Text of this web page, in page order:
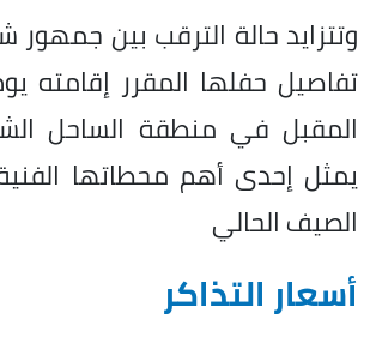
وتتزايد حالة الترقب بين
المقبل في منطقة الساحل
يمثل إحدى أهم محطاتها
الصيف الحالي
أسعار التذاكر